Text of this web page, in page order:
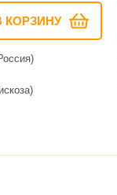
КОРЗИНУ